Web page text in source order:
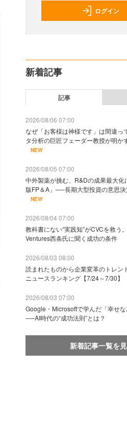
ログイン
新着記事
記事
2026/08/06 07:00
なぜ「お客様は神様です」は間違
タ分析の巨匠フェーダー教授が明か
NEW
2026/08/05 07:00
中外製薬が挑む、R&Dの成果最大化
版FP＆A」──長期大型投資の意思
NEW
2026/08/04 07:00
教科書にない“実践知”がCVCを救う
Ventures西条氏に聞く成功の条件
2026/08/03 08:00
読まれたものから企業変革のトレン
ニュースランキング【7/24～7/30】
2026/08/03 07:00
Google・Microsoftで学んだ「幸せ
──AI時代の“成功法則”とは？
新着記事一覧を